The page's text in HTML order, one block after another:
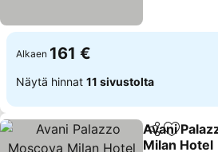
Alkaen 161 €
Näytä hinnat 11 sivustolta
Jaa Lisää
Avani
Milan Hotel